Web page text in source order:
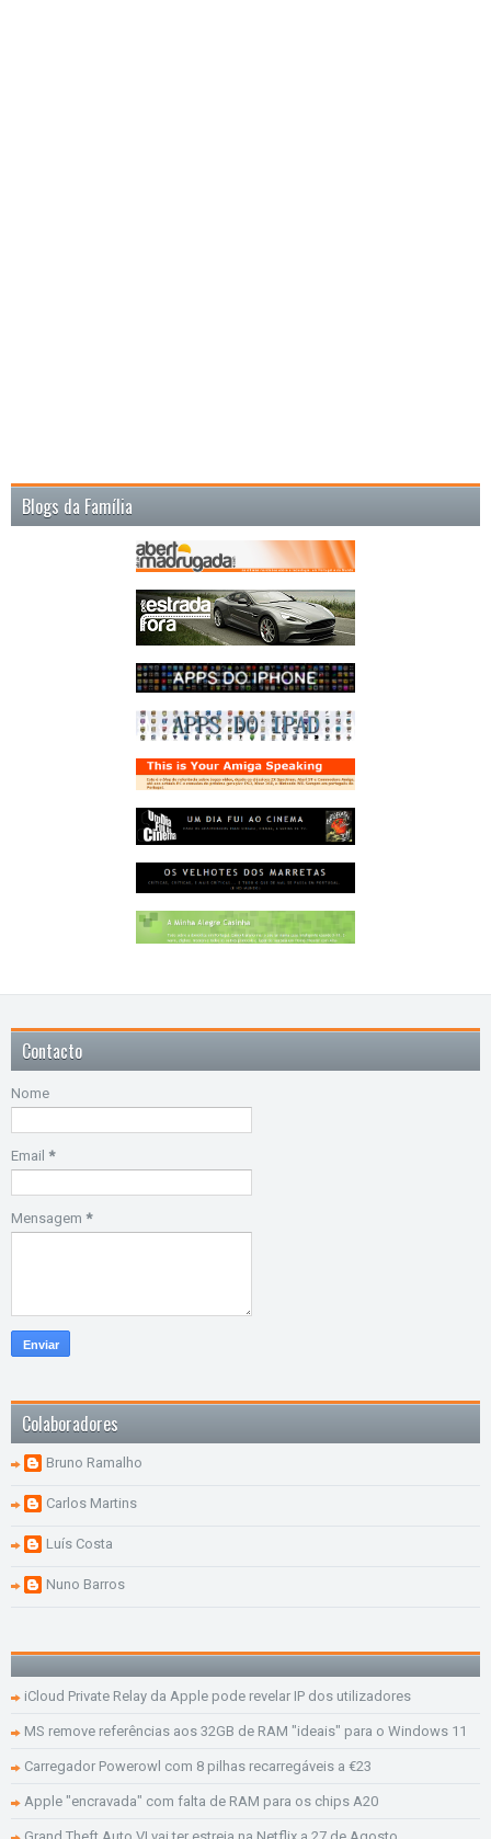
Blogs da Família
Contacto
Nome
Email *
Mensagem *
Colaboradores
Bruno Ramalho
Carlos Martins
Luís Costa
Nuno Barros
iCloud Private Relay da Apple pode revelar IP dos utilizadores
MS remove referências aos 32GB de RAM "ideais" para o Windows 11
Carregador Powerowl com 8 pilhas recarregáveis a €23
Apple "encravada" com falta de RAM para os chips A20